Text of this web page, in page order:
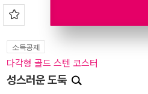
소득공제
다각형 골드 스텐 코스터
성스러운 도둑